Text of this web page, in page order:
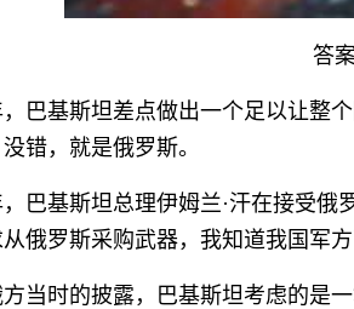
答
，巴基斯坦差点做出一个足以让整
错，就是俄罗斯。
巴基斯坦总理伊姆兰·汗在接受
俄罗斯采购武器，我知道我国军
当时的披露，巴基斯坦考虑的是